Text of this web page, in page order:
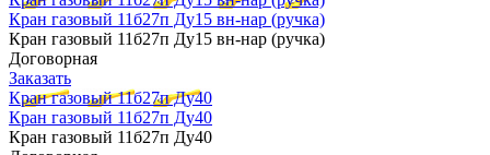
Кран газовый 11б27п Ду15 вн-нар (ручка)
Кран газовый 11б27п Ду15 вн-нар (ручка)
Договорная
Заказать
Кран газовый 11б27п Ду40
Кран газовый 11б27п Ду40
Кран газовый 11б27п Ду40